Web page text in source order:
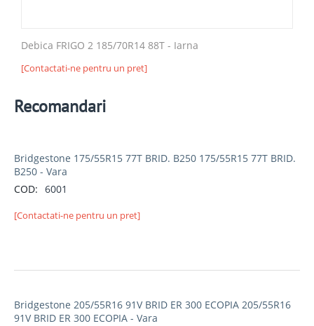
Debica FRIGO 2 185/70R14 88T - Iarna
[Contactati-ne pentru un pret]
Recomandari
Bridgestone 175/55R15 77T BRID. B250 175/55R15 77T BRID.
B250 - Vara
COD: 6001
[Contactati-ne pentru un pret]
Bridgestone 205/55R16 91V BRID ER 300 ECOPIA 205/55R16
91V BRID ER 300 ECOPIA - Vara